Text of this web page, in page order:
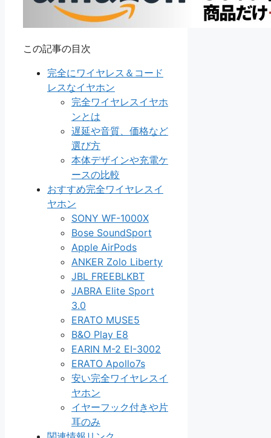
この記事の目次
完全にワイヤレス＆コード
レスなイヤホン
完全ワイヤレスイヤホ
ンとは
遅延や音質、価格など
選び方
本体デザインや充電ケ
ースの比較
おすすめ完全ワイヤレスイ
ヤホン
SONY WF-1000X
Bose SoundSport
Apple AirPods
ANKER Zolo Liberty
JBL FREEBLKBT
JABRA Elite Sport
3.0
ERATO MUSE5
B&O Play E8
EARIN M-2 EI-3002
ERATO Apollo7s
安い完全ワイヤレスイ
ヤホン
イヤーフック付きや片
耳のみ